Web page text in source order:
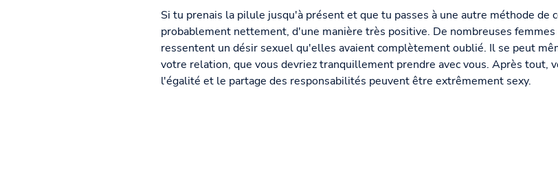
Si tu prenais la pilule jusqu'à présent et que tu passes à une autre méthode de
probablement nettement, d'une manière très positive. De nombreuses
ressentent un désir sexuel qu'elles avaient complètement oublié. Il se peut
votre relation, que vous devriez tranquillement prendre avec vous. Après tout,
l'égalité et le partage des responsabilités peuvent être extrêmement sexy.